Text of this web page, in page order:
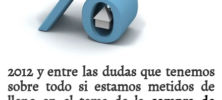
2012 y entre las dudas que tenemos
sobre todo si estamos metidos de